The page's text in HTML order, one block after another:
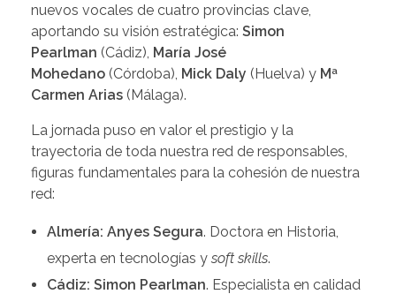
nuevos vocales de cuatro provincias clave,
aportando su visión estratégica: Simon
Pearlman (Cádiz), María José
Mohedano (Córdoba), Mick Daly (Huelva) y Mª
Carmen Arias (Málaga).
La jornada puso en valor el prestigio y la
trayectoria de toda nuestra red de responsables,
figuras fundamentales para la cohesión de nuestra
red:
Almería: Anyes Segura. Doctora en Historia,
experta en tecnologías y soft skills.
Cádiz: Simon Pearlman. Especialista en calidad